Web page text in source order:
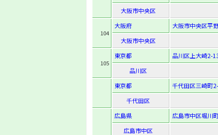
大阪市中央区
104
大阪府
大阪市中央区平
大阪市中央区
105
東京都
品川区上大崎2-
品川区
東京都
千代田区三崎町
千代田区
広島県
広島市中区堀川
広島市中区